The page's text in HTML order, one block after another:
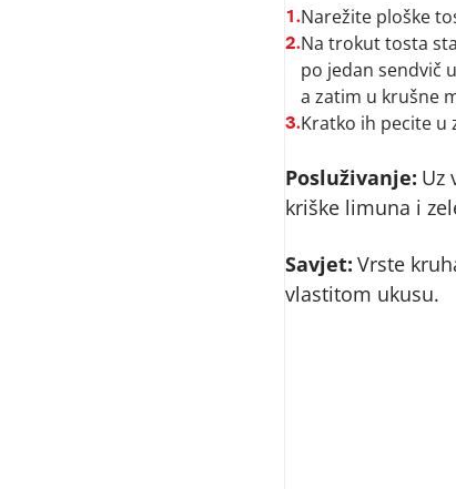
1.Narežite ploške
2.Na trokut tosta
po jedan sendvič
a zatim u krušne
3.Kratko ih pecite u
Posluživanje: Uz
kriške limuna i
Savjet: Vrste
vlastitom ukusu.